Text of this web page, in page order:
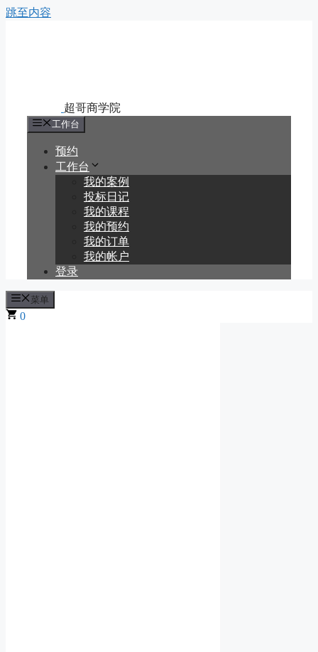
跳至内容
工作台
预约
工作台
我的案例
投标日记
我的课程
我的预约
我的订单
我的帐户
登录
菜单
0